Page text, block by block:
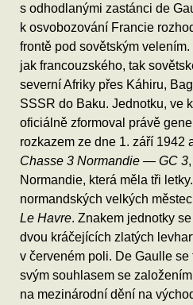
s odhodlanými zastánci de
k osvobozování Francie
frontě pod sovětským
jak francouzského, tak
severní Afriky přes Káhiru,
SSSR do Baku. Jednotku, ve
oficiálně zformoval právě
rozkazem ze dne 1. září 1942
Chasse 3 Normandie — GC 3
Normandie, která měla tři
normandských velkých
Le Havre. Znakem jednotky
dvou kráčejících zlatých
v červeném poli. De Gaulle
svým souhlasem se
na mezinárodní dění na